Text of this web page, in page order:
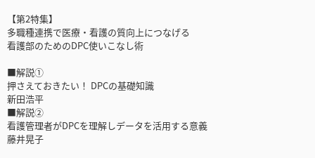
【第2特集】
多職種連携で医療・看護の質向上につなげる
看護部のためのDPC使いこなし術
■解説①
押さえておきたい！ DPCの基礎知識
新田浩平
■解説②
看護管理者がDPCを理解しデータを活用する意義
藤井晃子